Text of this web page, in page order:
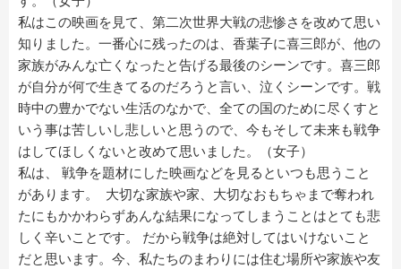
私はこの映画を見て、第二次世界大戦の悲惨さを改めて思い
知りました。一番心に残ったのは、香葉子に喜三郎が、他の
家族がみんな亡くなったと告げる最後のシーンです。喜三郎
が自分が何で生きてるのだろうと言い、泣くシーンです。戦
時中の豊かでない生活のなかで、全ての国のために尽くすと
いう事は苦しいし悲しいと思うので、今もそして未来も戦争
はしてほしくないと改めて思いました。（女子）
私は、 戦争を題材にした映画などを見るといつも思うこと
があります。 大切な家族や家、大切なおもちゃまで奪われ
たにもかかわらずあんな結果になってしまうことはとても悲
しく辛いことです。 だから戦争は絶対してはいけないこと
だと思います。今、私たちのまわりには住む場所や家族や友